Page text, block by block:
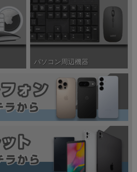
パソコン周辺機器